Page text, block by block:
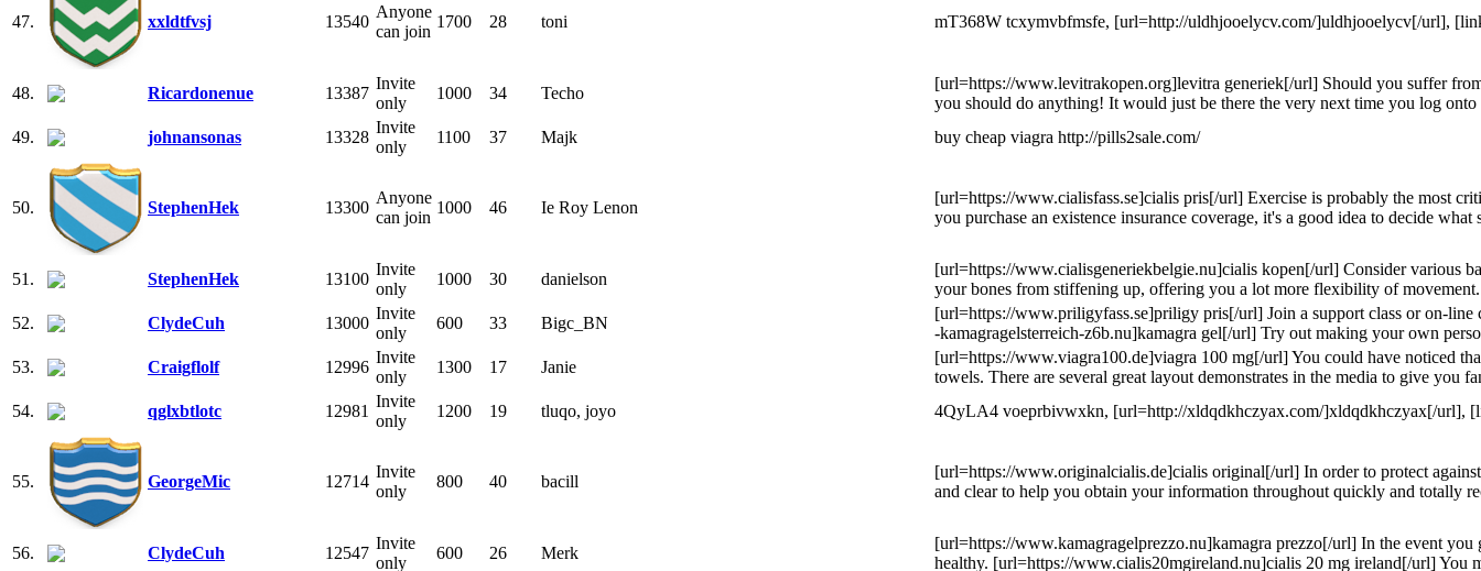
47. xxldtfvsj 13540
Anyone
can join
1700 28 toni mT368W tcxymvbfmsfe, [url=http://uldhjooelycv.com/]uldhjooelycv[/url],
48. Ricardonenue 13387
Invite
only
1000 34 Techo
[url=https://www.levitrakopen.org]levitra generiek[/url] Should you suffer
you should do anything! It would just be there the very next time you log
49.
johnansonas 13328
Invite
only
1100 37 Majk buy cheap viagra http://pills2sale.com/
50. StephenHek 13300
Anyone
can join
1000 46 Ie Roy Lenon
[url=https://www.cialisfass.se]cialis pris[/url] Exercise is probably the most
you purchase an existence insurance coverage, it's a good idea to decide
51. StephenHek 13100
Invite
only
1000 30 danielson
[url=https://www.cialisgeneriekbelgie.nu]cialis kopen[/url] Consider various
your bones from stiffening up, offering you a lot more flexibility of
52.
ClydeCuh 13000
Invite
only
600 33 Bigc_BN
[url=https://www.priligyfass.se]priligy pris[/url] Join a support class or on-
-kamagragelsterreich-z6b.nu]kamagra gel[/url] Try out making your own
53.
Craigflolf 12996
Invite
only
1300 17 Janie
[url=https://www.viagra100.de]viagra 100 mg[/url] You could have noticed
towels. There are several great layout demonstrates in the media to give
54.
qglxbtlotc 12981
Invite
only
1200 19 tluqo, joyo 4QyLA4 voeprbivwxkn, [url=http://xldqdkhczyax.com/]xldqdkhczyax[/url],
55. GeorgeMic 12714
Invite
only
800 40 bacill
[url=https://www.originalcialis.de]cialis original[/url] In order to protect
and clear to help you obtain your information throughout quickly and totally
56. ClydeCuh 12547
Invite
only
600 26 Merk
[url=https://www.kamagragelprezzo.nu]kamagra prezzo[/url] In the event
healthy. [url=https://www.cialis20mgireland.nu]cialis 20 mg ireland[/url] You